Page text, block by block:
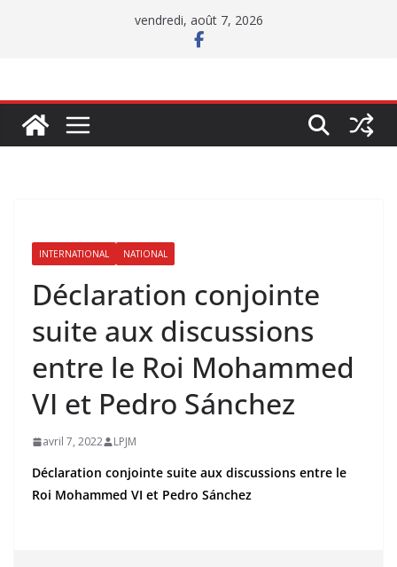
vendredi, août 7, 2026
INTERNATIONAL NATIONAL
Déclaration conjointe
suite aux discussions
entre le Roi Mohammed
VI et Pedro Sánchez
avril 7, 2022 LPJM
Déclaration conjointe suite aux discussions entre le
Roi Mohammed VI et Pedro Sánchez